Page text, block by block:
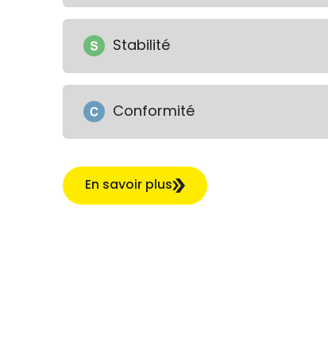
Stabilité
Conformité
En savoir plus